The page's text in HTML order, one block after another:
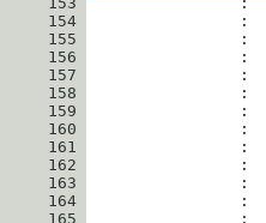
     154
     155
     156
                :
     157
                :
     158
                :
     159
                :
     160
                :
     161
                :
     162
                :
     163
                :
     164
                :
     165
                :